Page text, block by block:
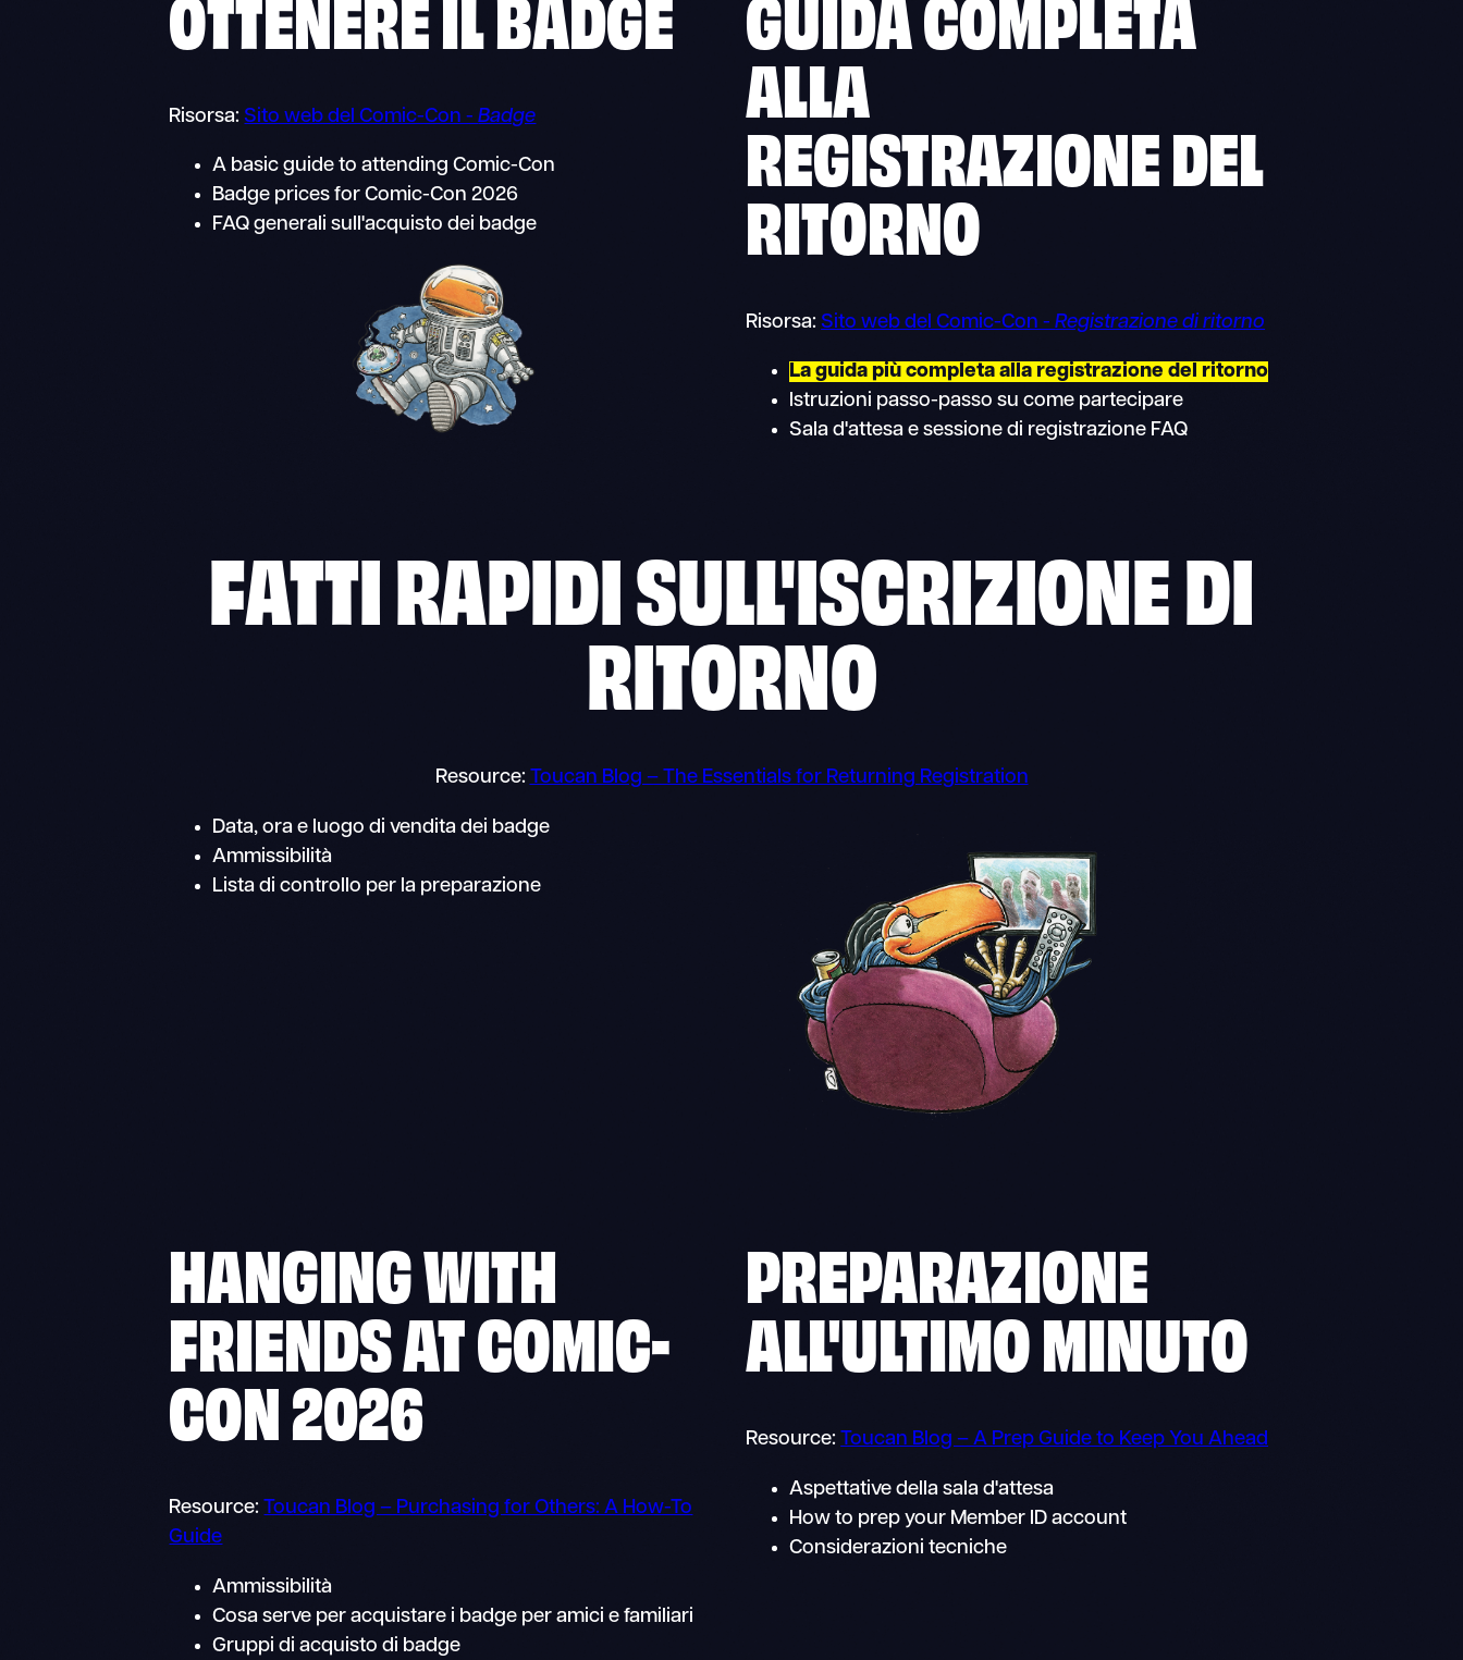
Risorsa:Sito web del Comic-Con -Badge
A basic guide to attending Comic-Con
Badge prices for Comic-Con 2026
FAQ generali sull'acquisto dei badge
ALLA
REGISTRAZIONE DEL
RITORNO
Risorsa:Sito web del Comic-Con -Registrazione di ritorno
La guida più completa alla registrazione del ritorno
Istruzioni passo-passo su come partecipare
Sala d'attesa e sessione di registrazione FAQ
FATTI RAPIDI SULL'ISCRIZIONE DI
RITORNO
Resource: Toucan Blog – The Essentials for Returning Registration
Data, ora e luogo di vendita dei badge
Ammissibilità
Lista di controllo per la preparazione
HANGING WITH
FRIENDS AT COMIC-
CON 2026
Resource:Toucan Blog – Purchasing for Others: A How-To
Guide
Ammissibilità
Cosa serve per acquistare i badge per amici e familiari
Gruppi di acquisto di badge
PREPARAZIONE
ALL'ULTIMO MINUTO
Resource:Toucan Blog – A Prep Guide to Keep You Ahead
Aspettative della sala d'attesa
How to prep your Member ID account
Considerazioni tecniche